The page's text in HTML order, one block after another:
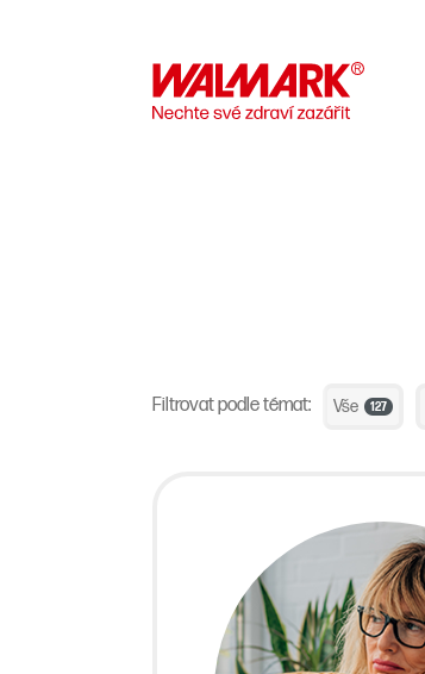
Filtrovat podle témat: Vše 127